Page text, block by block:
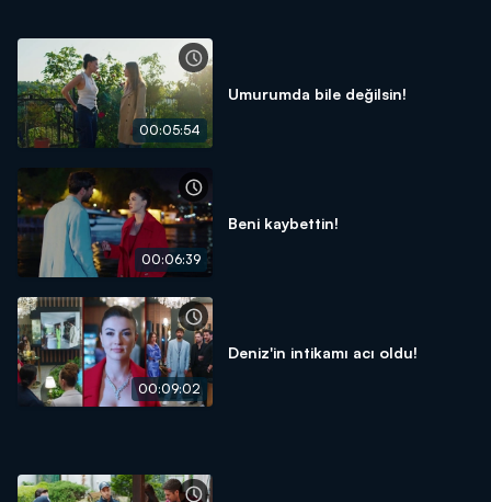
00:05:54
Umurumda bile değilsin!
00:06:39
Beni kaybettin!
00:09:02
Deniz'in intikamı acı oldu!